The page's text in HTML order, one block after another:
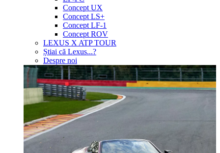
Concept UX
Concept LS+
Concept LF-1
Concept ROV
LEXUS X ATP TOUR
Știai că Lexus...?
Despre noi